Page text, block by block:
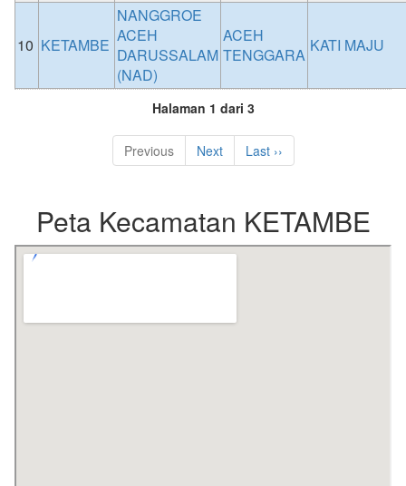
10 KETAMBE
NANGGROE
ACEH
DARUSSALAM
(NAD)
ACEH
TENGGARA KATI MAJU
Halaman 1 dari 3
Previous Next Last ››
Peta Kecamatan KETAMBE